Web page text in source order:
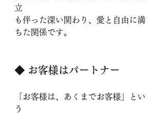
立
も伴った深い関わり、愛と自由に満
ちた関係です。
◆ お客様はパートナー
「お客様は、あくまでお客様」とい
う